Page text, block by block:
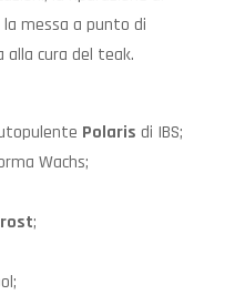
messa a punto di
cura del teak.
Polaris di IBS;
Wachs;
;